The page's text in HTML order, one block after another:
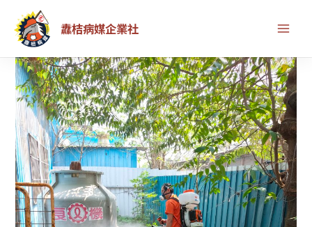
纛桔病媒企業社
桃
園
蘆
竹
工
廠
病
媒
蚊